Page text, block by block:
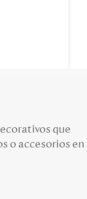
que
o accesorios en